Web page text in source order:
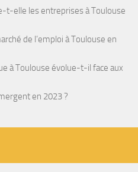
t-elle les entreprises à Toulouse
de l’emploi à Toulouse en
à Toulouse évolue-t-il face aux
en 2023 ?